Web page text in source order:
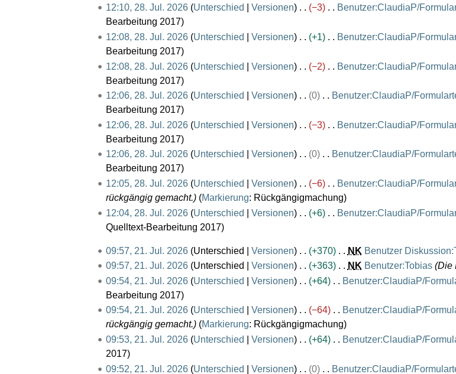
f
a
s
s
u
n
g
e
n
f
a
s
s
u
n
g
u
n
g
s
z
u
s
a
m
m
e
n
s
u
n
g
12:10, 28. Jul. 2026 Unterschied Versionen −3 Benutzer:ClaudiaP/
Bearbeitung 2017
12:08, 28. Jul. 2026 Unterschied Versionen +1 Benutzer:ClaudiaP/
Bearbeitung 2017
12:08, 28. Jul. 2026 Unterschied Versionen −2 Benutzer:ClaudiaP/
Bearbeitung 2017
12:06, 28. Jul. 2026 Unterschied Versionen 0 Benutzer:ClaudiaP/
Bearbeitung 2017
12:06, 28. Jul. 2026 Unterschied Versionen −3 Benutzer:ClaudiaP/
Bearbeitung 2017
12:06, 28. Jul. 2026 Unterschied Versionen 0 Benutzer:ClaudiaP/
Bearbeitung 2017
12:05, 28. Jul. 2026 Unterschied Versionen −6 Benutzer:ClaudiaP/
rückgängig gemacht.
Markierung: Rückgängigmachung
12:04, 28. Jul. 2026 Unterschied Versionen +6 Benutzer:ClaudiaP/
Quelltext-Bearbeitung 2017
09:57, 21. Jul. 2026 Unterschied Versionen +370 N K Benutzer
09:57, 21. Jul. 2026 Unterschied Versionen +363 N K Benutzer:Tobias Die
09:54, 21. Jul. 2026 Unterschied Versionen +64 Benutzer:ClaudiaP/
Bearbeitung 2017
09:54, 21. Jul. 2026 Unterschied Versionen −64 Benutzer:ClaudiaP/
rückgängig gemacht.
Markierung: Rückgängigmachung
09:53, 21. Jul. 2026 Unterschied Versionen +64
Benutzer:ClaudiaP/
K
e
2017
09:52, 21. Jul. 2026 Unterschied Versionen 0 Benutzer:ClaudiaP/